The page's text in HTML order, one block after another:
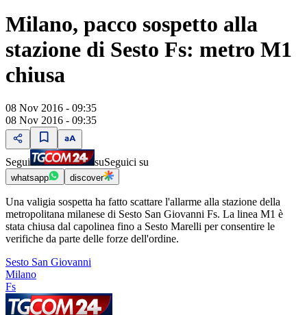
Milano, pacco sospetto alla
stazione di Sesto Fs: metro M1
chiusa
08 Nov 2016 - 09:35
08 Nov 2016 - 09:35
Segui suSeguici su
whatsapp discover
Una valigia sospetta ha fatto scattare l'allarme alla stazione della
metropolitana milanese di Sesto San Giovanni Fs. La linea M1 è
stata chiusa dal capolinea fino a Sesto Marelli per consentire le
verifiche da parte delle forze dell'ordine.
Sesto San Giovanni
Milano
Fs